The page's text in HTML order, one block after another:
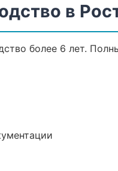
в
более 6 лет.